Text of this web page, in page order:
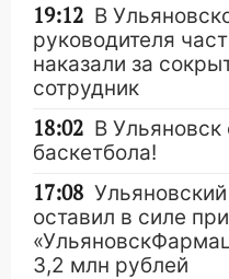
19:12 В
руководителя
наказали за
сотрудник
18:02 В Ульяновск
баскетбола!
17:08
оставил в силе
3,2 млн рублей